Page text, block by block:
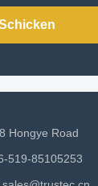
Hongye Road
519-85105253